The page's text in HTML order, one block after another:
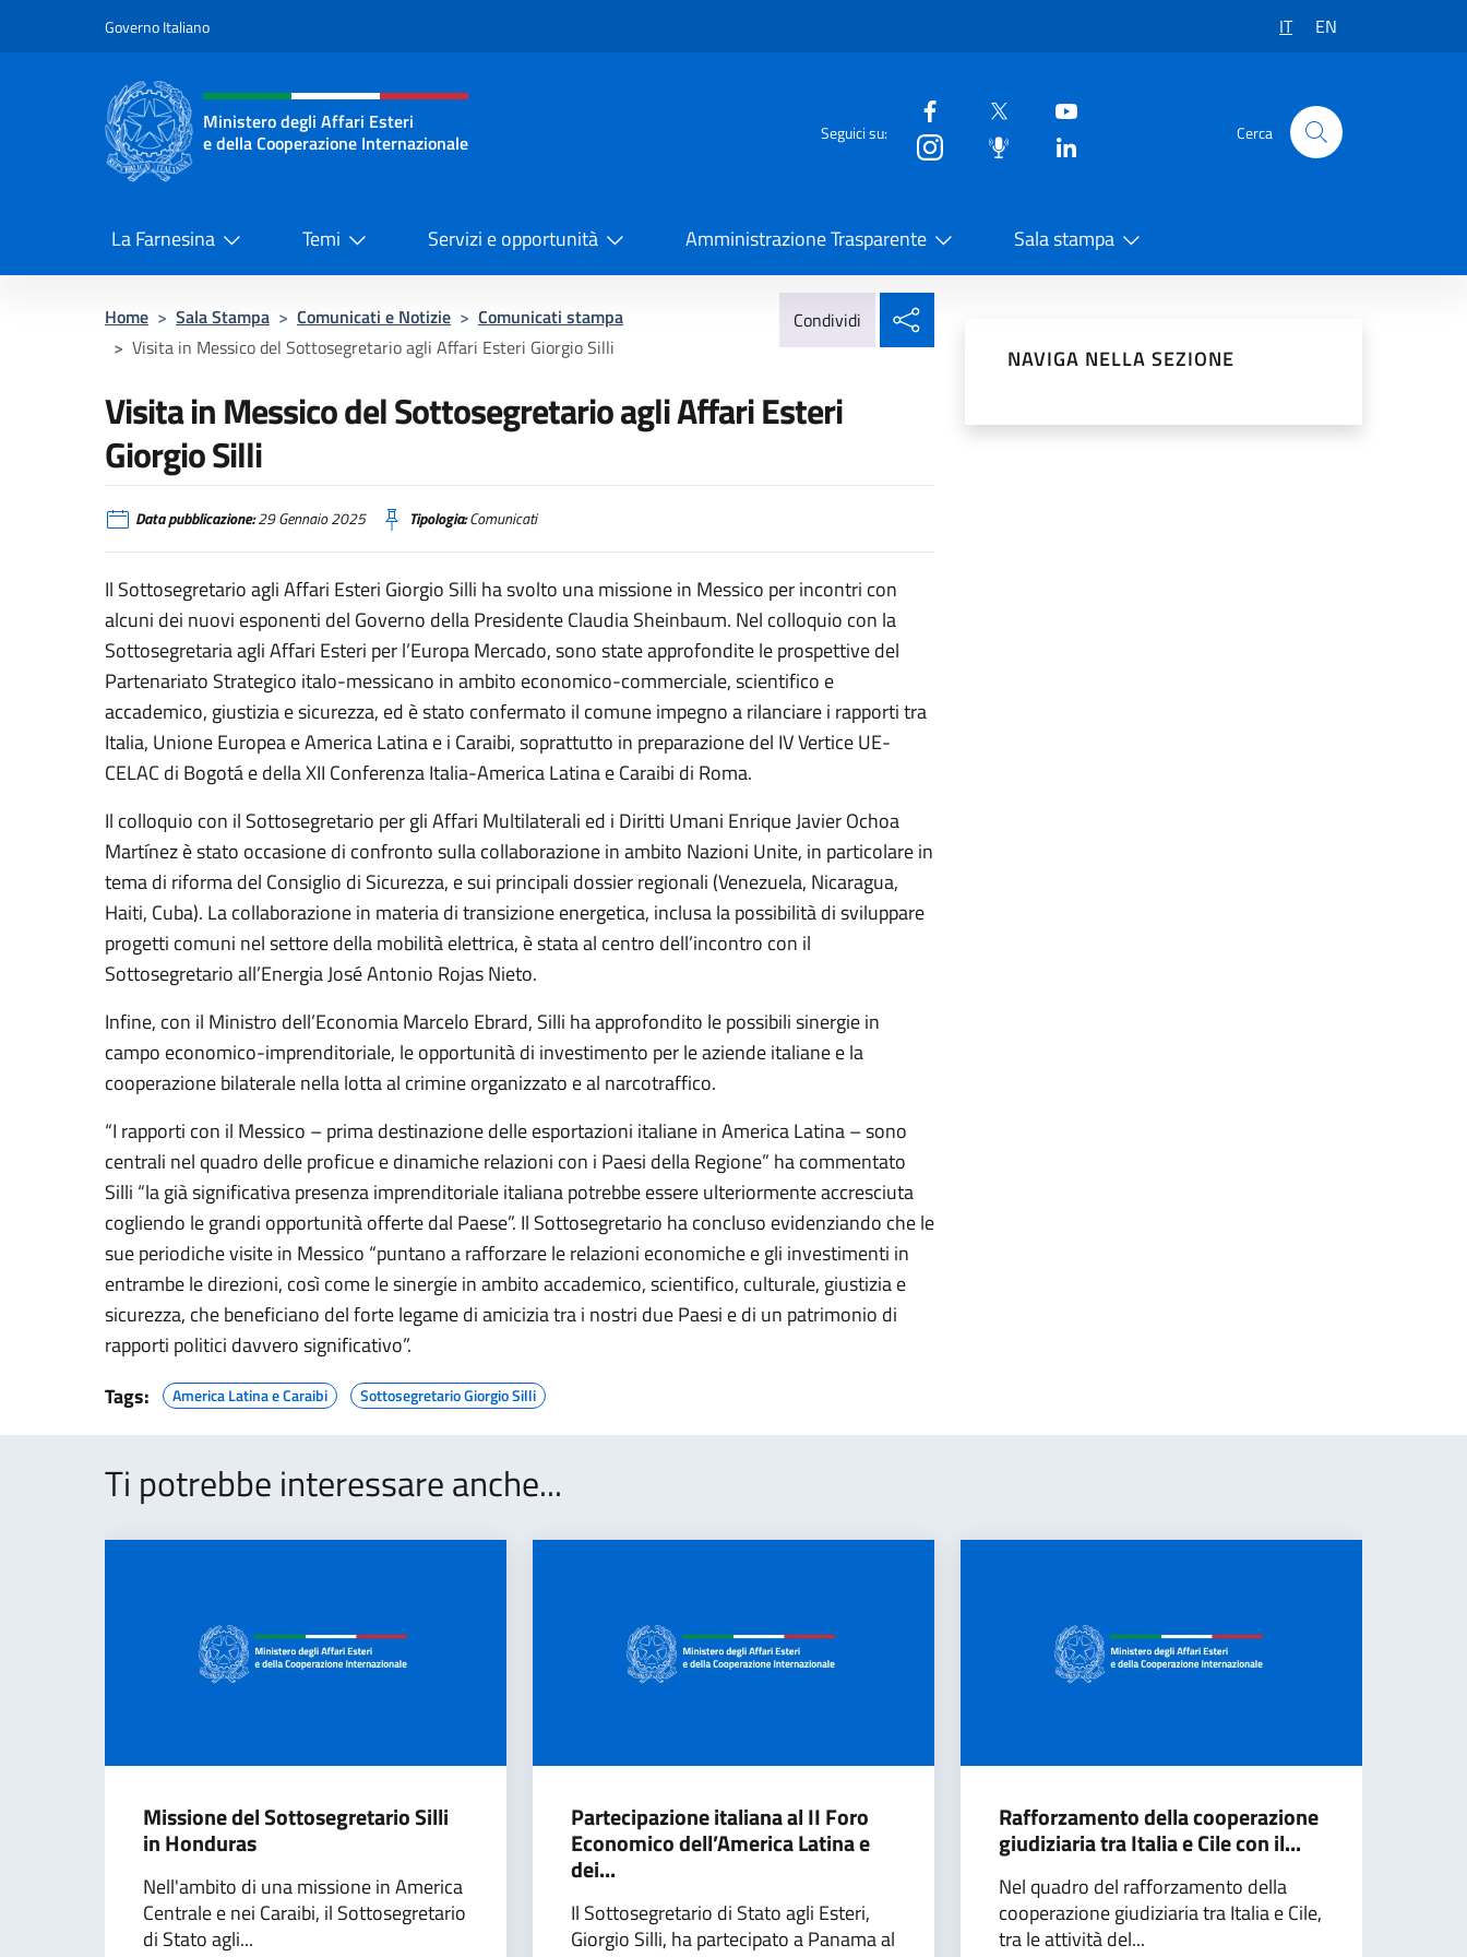
Governo Italiano IT EN
Intestazione sito, social e menù
Ministero degli Affari Esteri
e della Cooperazione Internazionale
Seguici su: Cerca
La Farnesina Temi Servizi e opportunità Amministrazione Trasparente Sala stampa
Home > Sala Stampa > Comunicati e Notizie > Comunicati stampa
> Visita in Messico del Sottosegretario agli Affari Esteri Giorgio Silli
Condividi
Visita in Messico del Sottosegretario agli Affari Esteri
Giorgio Silli
Data pubblicazione:29 Gennaio 2025 Tipologia:Comunicati
Il Sottosegretario agli Affari Esteri Giorgio Silli ha svolto una missione in Messico per incontri con
alcuni dei nuovi esponenti del Governo della Presidente Claudia Sheinbaum. Nel colloquio con la
Sottosegretaria agli Affari Esteri per l’Europa Mercado, sono state approfondite le prospettive del
Partenariato Strategico italo-messicano in ambito economico-commerciale, scientifico e
accademico, giustizia e sicurezza, ed è stato confermato il comune impegno a rilanciare i rapporti tra
Italia, Unione Europea e America Latina e i Caraibi, soprattutto in preparazione del IV Vertice UE-
CELAC di Bogotá e della XII Conferenza Italia-America Latina e Caraibi di Roma.
Il colloquio con il Sottosegretario per gli Affari Multilaterali ed i Diritti Umani Enrique Javier Ochoa
Martínez è stato occasione di confronto sulla collaborazione in ambito Nazioni Unite, in particolare in
tema di riforma del Consiglio di Sicurezza, e sui principali dossier regionali (Venezuela, Nicaragua,
Haiti, Cuba). La collaborazione in materia di transizione energetica, inclusa la possibilità di sviluppare
progetti comuni nel settore della mobilità elettrica, è stata al centro dell’incontro con il
Sottosegretario all’Energia José Antonio Rojas Nieto.
Infine, con il Ministro dell’Economia Marcelo Ebrard, Silli ha approfondito le possibili sinergie in
campo economico-imprenditoriale, le opportunità di investimento per le aziende italiane e la
cooperazione bilaterale nella lotta al crimine organizzato e al narcotraffico.
“I rapporti con il Messico – prima destinazione delle esportazioni italiane in America Latina – sono
centrali nel quadro delle proficue e dinamiche relazioni con i Paesi della Regione” ha commentato
Silli “la già significativa presenza imprenditoriale italiana potrebbe essere ulteriormente accresciuta
cogliendo le grandi opportunità offerte dal Paese”. Il Sottosegretario ha concluso evidenziando che le
sue periodiche visite in Messico “puntano a rafforzare le relazioni economiche e gli investimenti in
entrambe le direzioni, così come le sinergie in ambito accademico, scientifico, culturale, giustizia e
sicurezza, che beneficiano del forte legame di amicizia tra i nostri due Paesi e di un patrimonio di
rapporti politici davvero significativo”.
Tags:
America Latina e Caraibi Sottosegretario Giorgio Silli
NAVIGA NELLA SEZIONE
Ti potrebbe interessare anche...
Missione del Sottosegretario Silli
in Honduras
Nell'ambito di una missione in America
Centrale e nei Caraibi, il Sottosegretario
di Stato agli...
Partecipazione italiana al II Foro
Economico dell’America Latina e
dei...
Il Sottosegretario di Stato agli Esteri,
Giorgio Silli, ha partecipato a Panama al
Rafforzamento della cooperazione
giudiziaria tra Italia e Cile con il...
Nel quadro del rafforzamento della
cooperazione giudiziaria tra Italia e Cile,
tra le attività del...